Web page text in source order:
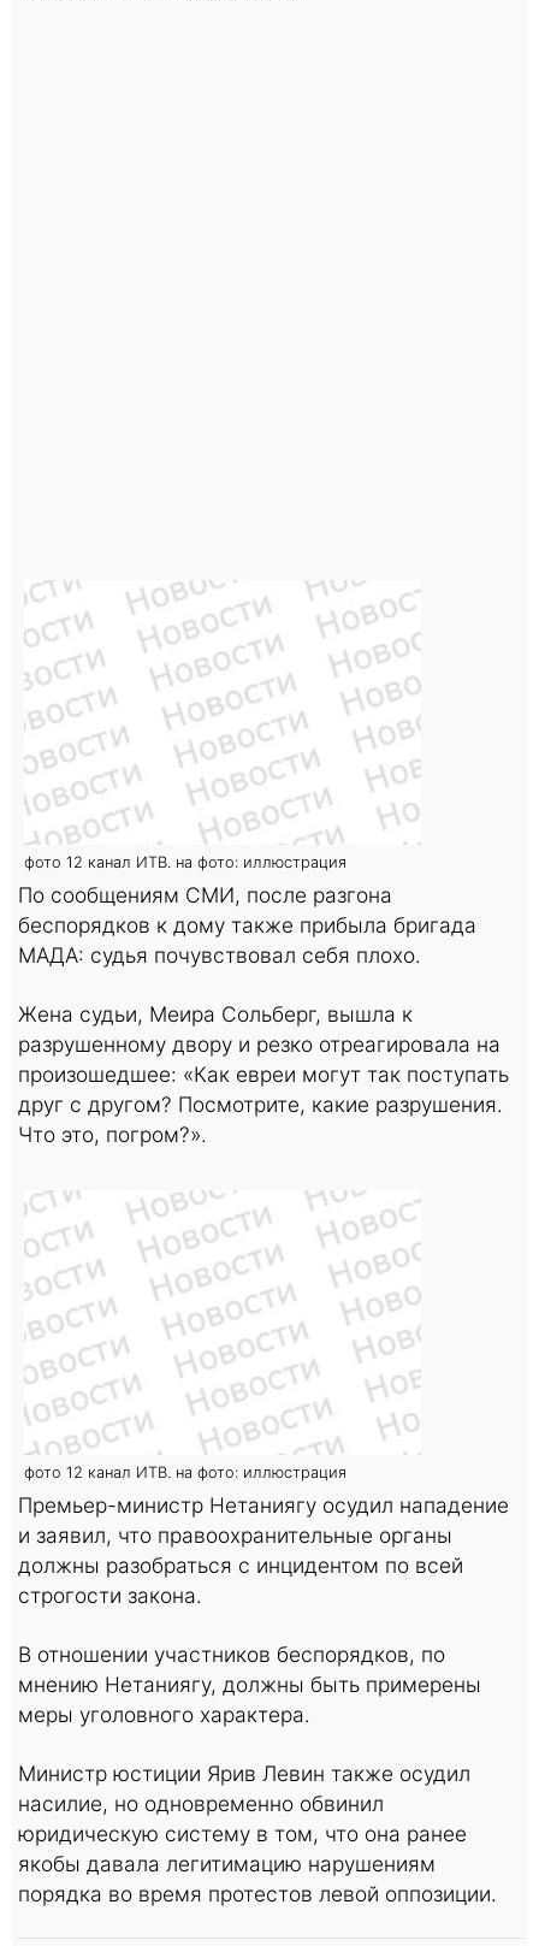
фото 12 канал ИТВ. на фото: иллюстрация
По сообщениям СМИ, после разгона
беспорядков к дому также прибыла бригада
МАДА: судья почувствовал себя плохо.
Жена судьи, Меира Сольберг, вышла к
разрушенному двору и резко отреагировала на
произошедшее: «Как евреи могут так поступать
друг с другом? Посмотрите, какие разрушения.
Что это, погром?».
фото 12 канал ИТВ. на фото: иллюстрация
Премьер-министр Нетаниягу осудил нападение
и заявил, что правоохранительные органы
должны разобраться с инцидентом по всей
строгости закона.
В отношении участников беспорядков, по
мнению Нетаниягу, должны быть примерены
меры уголовного характера.
Министр юстиции Ярив Левин также осудил
насилие, но одновременно обвинил
юридическую систему в том, что она ранее
якобы давала легитимацию нарушениям
порядка во время протестов левой оппозиции.